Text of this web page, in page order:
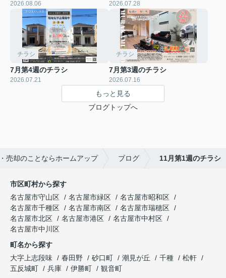
2026.08.06 2026.07.28
チラシ
7月第4週のチラシ
2026.07.21
チラシ
7月第3週のチラシ
2026.07.16
もっと見る
ブログトップへ
売却のことならホームアップ ブログ 11月第1週のチラシ
市区町村から探す
名古屋市守山区
名古屋市緑区
名古屋市昭和区
名古屋市千種区
名古屋市南区
名古屋市瑞穂区
名古屋市北区
名古屋市港区
名古屋市中村区
名古屋市中川区
町名から探す
大字上志段味
春田野 砂口町 潮見が丘 千種
松軒
五反城町
兵庫 伊勝町
観音町